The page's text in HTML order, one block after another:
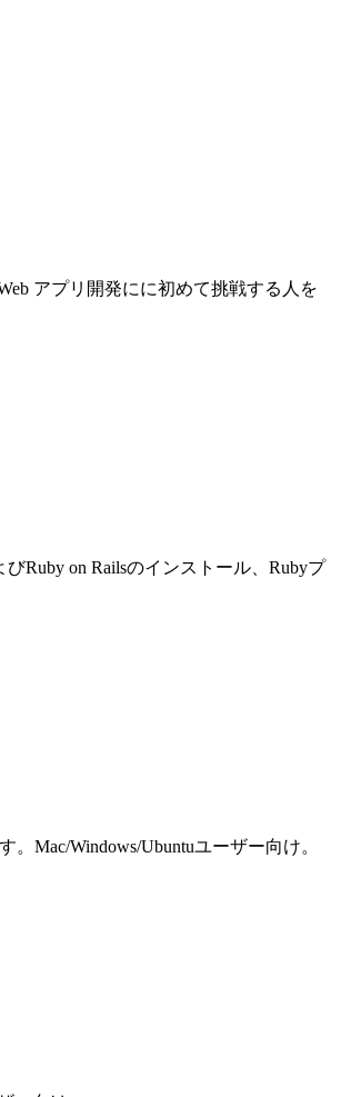
アプリ開発にに初めて挑戦する人を
Ruby on Railsのインストール、Rubyプ
Mac/Windows/Ubuntuユーザー向け。